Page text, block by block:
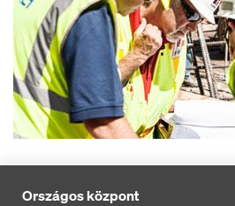
Országos központ